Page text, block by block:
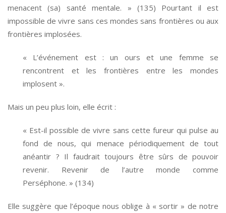
menacent (sa) santé mentale. » (135) Pourtant il est
impossible de vivre sans ces mondes sans frontières ou aux
frontières implosées.
« L’événement est : un ours et une femme se
rencontrent et les frontières entre les mondes
implosent ».
Mais un peu plus loin, elle écrit :
« Est-il possible de vivre sans cette fureur qui pulse au
fond de nous, qui menace périodiquement de tout
anéantir ? Il faudrait toujours être sûrs de pouvoir
revenir. Revenir de l’autre monde comme
Perséphone. » (134)
Elle suggère que l’époque nous oblige à « sortir » de notre